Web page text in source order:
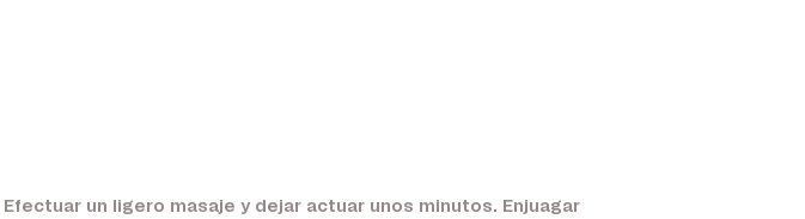
un ligero masaje y dejar actuar unos minutos. Enjuagar